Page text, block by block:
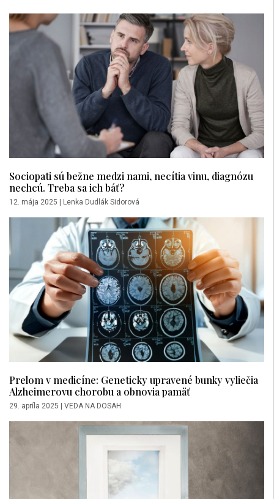
Sociopati sú bežne medzi nami, necítia vinu, diagnózu
nechcú. Treba sa ich báť?
12. mája 2025 | Lenka Dudlák Sidorová
Prelom v medicíne: Geneticky upravené bunky vyliečia
Alzheimerovu chorobu a obnovia pamäť
29. apríla 2025 VEDA NA DOSAH